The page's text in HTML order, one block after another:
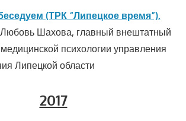
(ТРК “Липецкое время”).
Любовь Шахова, главный внештатный
психологии управления
Липецкой области
2017